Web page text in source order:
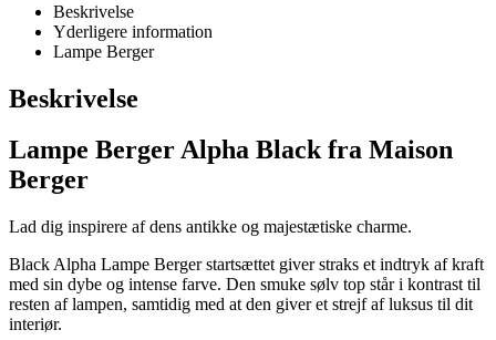
Beskrivelse
Yderligere information
Lampe Berger
Beskrivelse
Lampe Berger Alpha Black fra Maison
Berger
Lad dig inspirere af dens antikke og majestætiske charme.
Black Alpha Lampe Berger startsættet giver straks et indtryk af kraft
med sin dybe og intense farve. Den smuke sølv top står i kontrast til
resten af lampen, samtidig med at den giver et strejf af luksus til dit
interiør.